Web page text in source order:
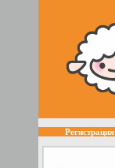
Регистрация